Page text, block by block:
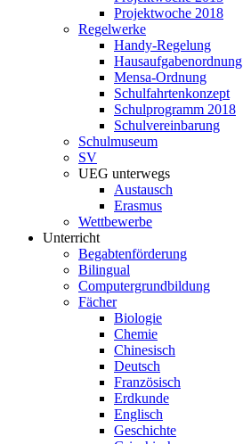
Projektwoche 2018
Regelwerke
Handy-Regelung
Hausaufgabenordnung
Mensa-Ordnung
Schulfahrtenkonzept
Schulprogramm 2018
Schulvereinbarung
Schulmuseum
SV
UEG unterwegs
Austausch
Erasmus
Wettbewerbe
Unterricht
Begabtenförderung
Bilingual
Computergrundbildung
Fächer
Biologie
Chemie
Chinesisch
Deutsch
Französisch
Erdkunde
Englisch
Geschichte